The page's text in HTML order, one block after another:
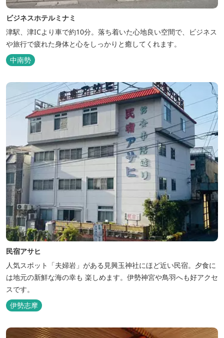
ビジネスホテルミナミ
津駅、津ICより車で約10分。落ち着いた心地良い空間で、ビジネス
や旅行で疲れた身体と心をしっかりと癒してくれます。
中南勢
民宿アサヒ
人気スポット「夫婦岩」がある見興玉神社にほど近い民宿。夕食に
は地元の新鮮な海の幸も 楽しめます。伊勢神宮や鳥羽へも好アクセ
スです。
伊勢志摩